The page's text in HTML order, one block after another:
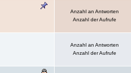
Anzahl an Antworten
Anzahl der Aufrufe
Anzahl an Antworten
Anzahl der Aufrufe